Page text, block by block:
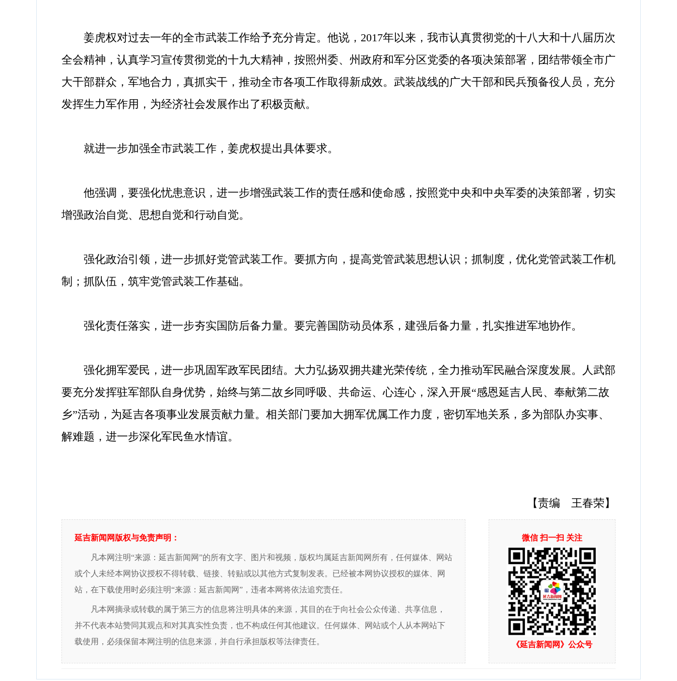
姜虎权对过去一年的全市武装工作给予充分肯定。他说，2017年以来，我市认真贯彻党的十八大和十八届历次
全会精神，认真学习宣传贯彻党的十九大精神，按照州委、州政府和军分区党委的各项决策部署，团结带领全市广
大干部群众，军地合力，真抓实干，推动全市各项工作取得新成效。武装战线的广大干部和民兵预备役人员，充分
发挥生力军作用，为经济社会发展作出了积极贡献。
就进一步加强全市武装工作，姜虎权提出具体要求。
他强调，要强化忧患意识，进一步增强武装工作的责任感和使命感，按照党中央和中央军委的决策部署，切实
增强政治自觉、思想自觉和行动自觉。
强化政治引领，进一步抓好党管武装工作。要抓方向，提高党管武装思想认识；抓制度，优化党管武装工作机
制；抓队伍，筑牢党管武装工作基础。
强化责任落实，进一步夯实国防后备力量。要完善国防动员体系，建强后备力量，扎实推进军地协作。
强化拥军爱民，进一步巩固军政军民团结。大力弘扬双拥共建光荣传统，全力推动军民融合深度发展。人武部
要充分发挥驻军部队自身优势，始终与第二故乡同呼吸、共命运、心连心，深入开展“感恩延吉人民、奉献第二故
乡”活动，为延吉各项事业发展贡献力量。相关部门要加大拥军优属工作力度，密切军地关系，多为部队办实事、
解难题，进一步深化军民鱼水情谊。
【责编 王春荣】
微信 扫一扫 关注
《延吉新闻网》公众号
延吉新闻网版权与免责声明：
凡本网注明“来源：延吉新闻网”的所有文字、图片和视频，版权均属延吉新闻网所有，任何媒体、网站
或个人未经本网协议授权不得转载、链接、转贴或以其他方式复制发表。已经被本网协议授权的媒体、网
站，在下载使用时必须注明“来源：延吉新闻网”，违者本网将依法追究责任。
凡本网摘录或转载的属于第三方的信息将注明具体的来源，其目的在于向社会公众传递、共享信息，
并不代表本站赞同其观点和对其真实性负责，也不构成任何其他建议。任何媒体、网站或个人从本网站下
载使用，必须保留本网注明的信息来源，并自行承担版权等法律责任。